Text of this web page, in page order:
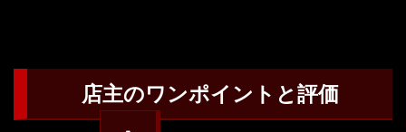
店主のワンポイントと評価